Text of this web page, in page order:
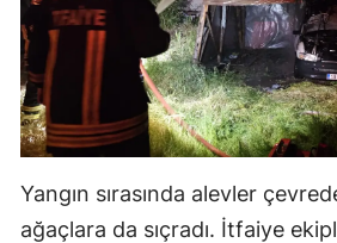
Yangın sırasında alevler
ağaçlara da sıçradı. İtfaiye